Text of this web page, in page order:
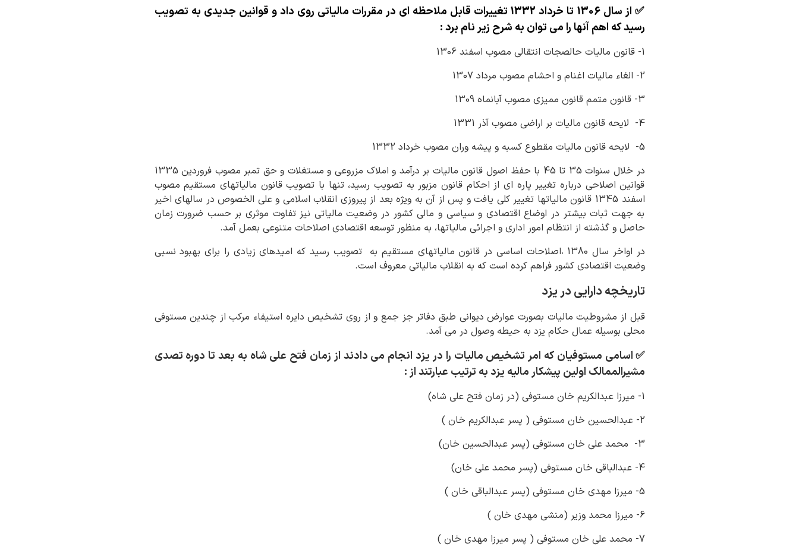
✅ از سال 1306 تا خرداد 1332 تغییرات قابل ملاحظه ای در مقررات مالیاتی روی داد و قوانین جدیدی به تصویب
رسید که اهم آنها را می توان به شرح زیر نام برد :
1- قانون مالیات حالصجات انتقالی مصوب اسفند 1306
2- الغاء مالیات اغنام و احشام مصوب مرداد 1307
3- قانون متمم قانون ممیزی مصوب آبانماه 1309
4- لایحه قانون مالیات بر اراضی مصوب آذر 1331
5- لایحه قانون مالیات مقطوع کسبه و پیشه وران مصوب خرداد 1332
در خلال سنوات 35 تا 45 با حفظ اصول قانون مالیات بر درآمد و املاک مزروعی و مستغلات و حق تمبر مصوب فروردین 1335
قوانین اصلاحی درباره تغییر پاره ای از احکام قانون مزبور به تصویب رسید، تنها با تصویب قانون مالیاتهای مستقیم مصوب
اسفند 1345 قانون مالیاتها تغییر کلی یافت و پس از آن به ویژه بعد از پیروزی انقلاب اسلامی و علی الخصوص در سالهای اخیر
به جهت ثبات بیشتر در اوضاع اقتصادی و سیاسی و مالی کشور در وضعیت مالیاتی نیز تفاوت موثری بر حسب ضرورت زمان
حاصل و گذشته از انتظام امور اداری و اجرائی مالیاتها، به منظور توسعه اقتصادی اصلاحات متنوعی بعمل آمد.
در اواخر سال 1380 ،‌اصلاحات اساسی در قانون مالیاتهای مستقیم به تصویب رسید که امیدهای زیادی را برای بهبود نسبی
وضعیت اقتصادی کشور فراهم کرده است که به انقلاب مالیاتی معروف است.
تاریخچه دارایی در یزد
قبل از مشروطیت مالیات بصورت عوارض دیوانی طبق دفاتر جز جمع و از روی تشخیص دایره استیفاء مرکب از چندین مستوفی
محلی بوسیله عمال حکام یزد به حیطه وصول در می آمد.
✅ اسامی مستوفیان که امر تشخیص مالیات را در یزد انجام می دادند از زمان فتح علی شاه به بعد تا دوره تصدی
مشیرالممالک اولین پیشکار مالیه یزد به ترتیب عبارتند از :
1- میرزا عبدالکریم خان مستوفی (در زمان فتح علی شاه)
2- عبدالحسین خان مستوفی ( پسر عبدالکریم خان )
3- محمد علی خان مستوفی (پسر عبدالحسین خان)
4- عبدالباقی خان مستوفی (پسر محمد علی خان)
5- میرزا مهدی خان مستوفی (پسر عبدالباقی خان )
6- میرزا محمد وزیر (منشی مهدی خان )
7- محمد علی خان مستوفی ( پسر میرزا مهدی خان )